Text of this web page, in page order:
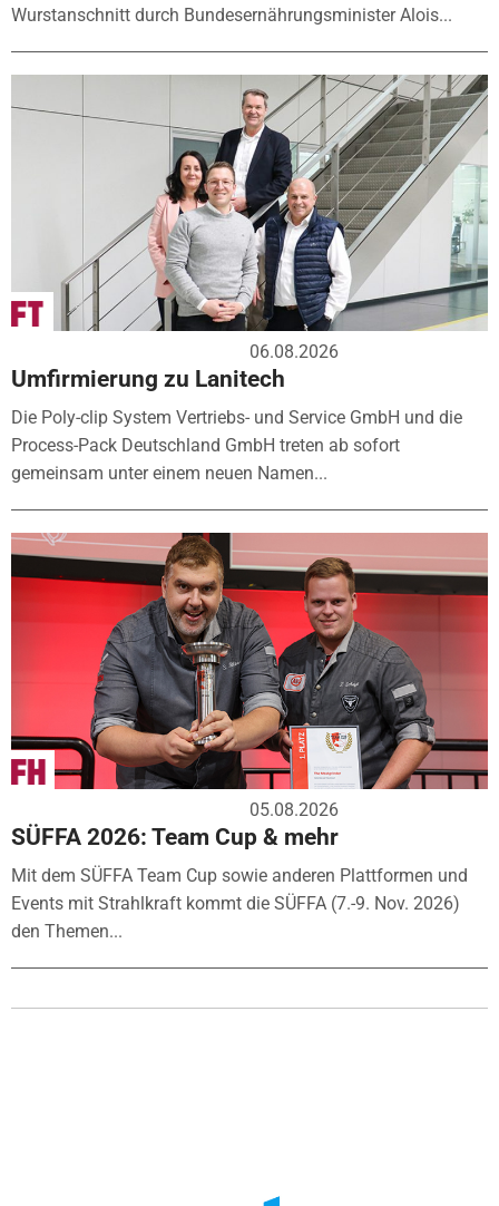
Wurstanschnitt durch Bundesernährungsminister Alois...
06.08.2026
Umfirmierung zu Lanitech
Die Poly-clip System Vertriebs- und Service GmbH und die
Process-Pack Deutschland GmbH treten ab sofort
gemeinsam unter einem neuen Namen...
05.08.2026
SÜFFA 2026: Team Cup & mehr
Mit dem SÜFFA Team Cup sowie anderen Plattformen und
Events mit Strahlkraft kommt die SÜFFA (7.-9. Nov. 2026)
den Themen...